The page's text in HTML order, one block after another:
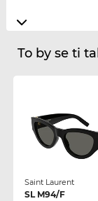
To by se ti
Saint Laurent
SL M94/F